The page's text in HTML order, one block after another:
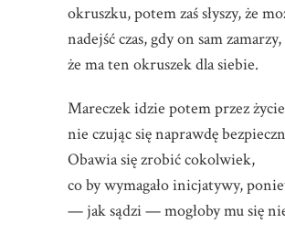
okruszku, potem zaś słyszy, że
nadejść czas, gdy on sam zamarzy,
że ma ten okruszek dla siebie.
Mareczek idzie potem przez
nie czując się naprawdę
Obawia się zrobić cokolwiek,
co by wymagało inicjatywy,
— jak sądzi — mogłoby mu się